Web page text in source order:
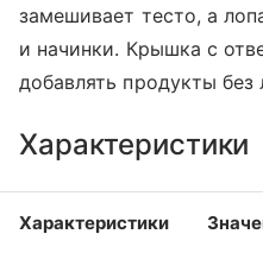
замешивает тесто, а
и начинки. Крышка с
добавлять продукты без
Характеристики
Характеристики